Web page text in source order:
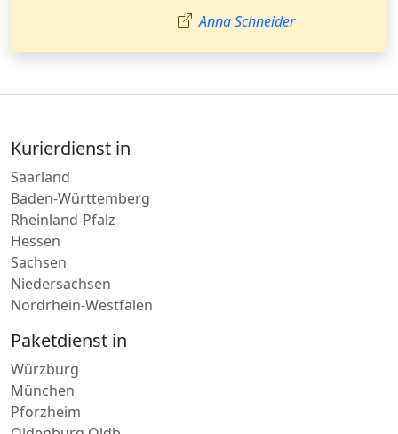
Markus Weber
Kurierdienst in
Saarland
Baden-Württemberg
Rheinland-Pfalz
Hessen
Sachsen
Niedersachsen
Nordrhein-Westfalen
Paketdienst in
Würzburg
München
Pforzheim